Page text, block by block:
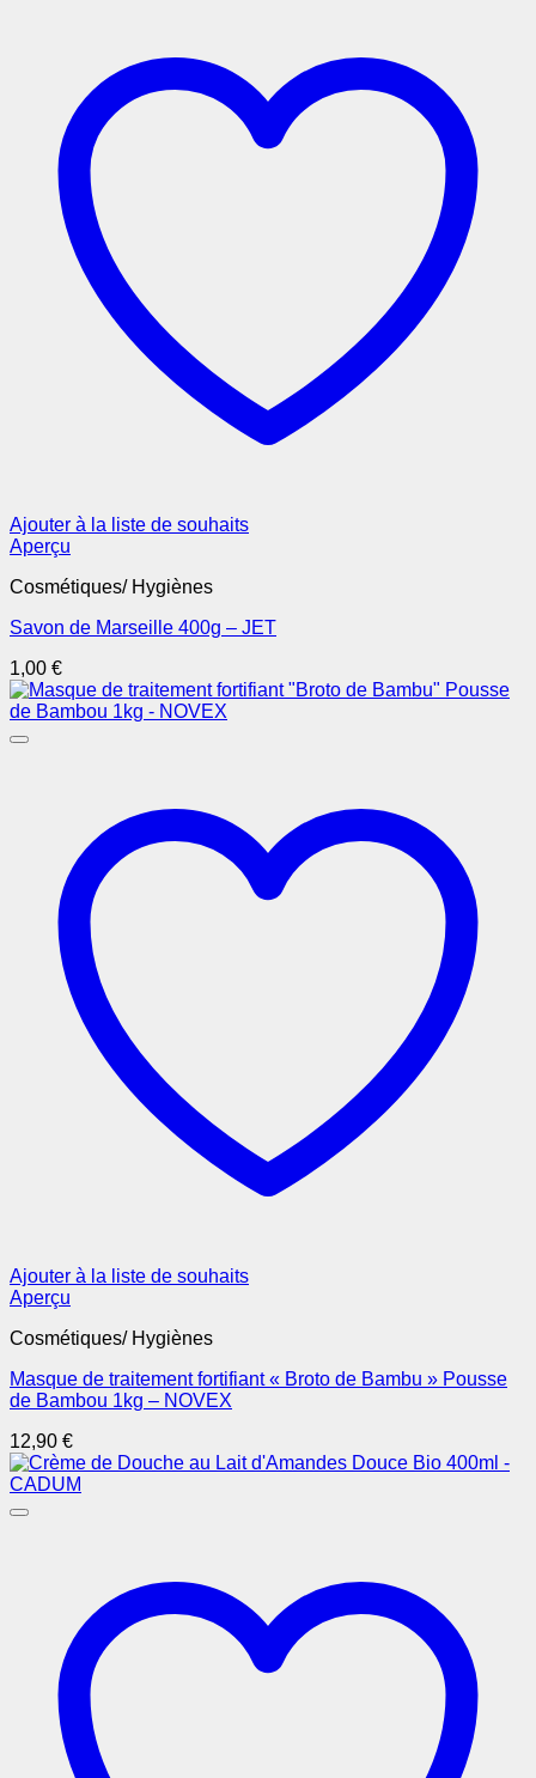
Ajouter à la liste de souhaits
Aperçu
Cosmétiques/ Hygiènes
Savon de Marseille 400g – JET
1,00 €
Ajouter à la liste de souhaits
Aperçu
Cosmétiques/ Hygiènes
Masque de traitement fortifiant « Broto de Bambu » Pousse
de Bambou 1kg – NOVEX
12,90 €